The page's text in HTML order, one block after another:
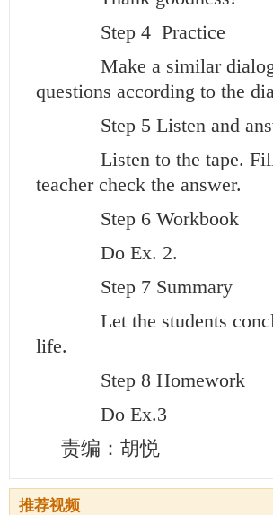
Step 4 Practice
Make a similar
questions according to the
Step 5 Listen and
Listen to the tape. Fill
teacher check the answer.
Step 6 Workbook
Do Ex. 2.
Step 7 Summary
Let the students
life.
Step 8 Homework
Do Ex.3
责编：胡悦
推荐视频